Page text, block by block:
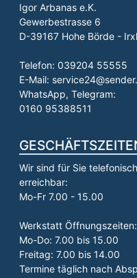
Igor Arbanas e.K.
Gewerbestrasse 6
D-39167 Hohe Börde -
Telefon: 039204 55555
E-Mail:
WhatsApp, Telegram:
0160 95388511
Wir sind für Sie
erreichbar:
Mo-Fr 7.00 - 15.00
Werkstatt Öffnungszeiten:
Mo-Do: 7.00 bis 15.00
Freitag: 7.00 bis 14.00
Termine täglich nach